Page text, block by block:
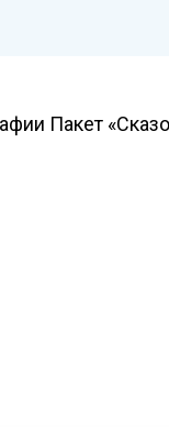
Пакет